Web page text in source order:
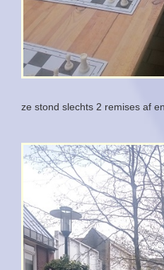
ze stond slechts 2 remises af